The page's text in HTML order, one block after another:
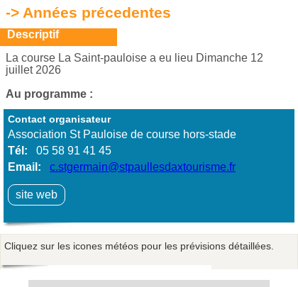
-> Années précedentes
Descriptif
La course La Saint-pauloise a eu lieu Dimanche 12
juillet 2026
Au programme :
Contact organisateur
Association St Pauloise de course hors-stade
Tél: 05 58 91 41 45
Email:
c.stgermain@stpaullesdaxtourisme.fr
site web
Cliquez sur les icones météos pour les prévisions détaillées.